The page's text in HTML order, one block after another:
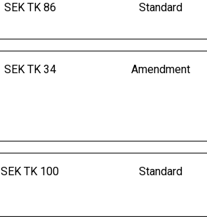
SEK TK 86 Standard
SEK TK 34 Amendment
SEK TK 100 Standard